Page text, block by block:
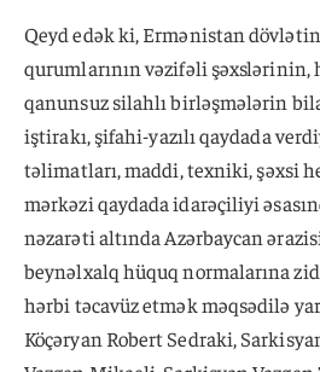
Qeyd edək ki, Ermənistan
qurumlarının vəzifəli
qanunsuz silahlı birləşmələrin
iştirakı, şifahi-yazılı qaydada
təlimatları, maddi, texniki, şəxsi
mərkəzi qaydada idarəçiliyi
nəzarəti altında Azərbaycan
beynəlxalq hüquq normalarına
hərbi təcavüz etmək məqsədilə
Köçəryan Robert Sedraki,